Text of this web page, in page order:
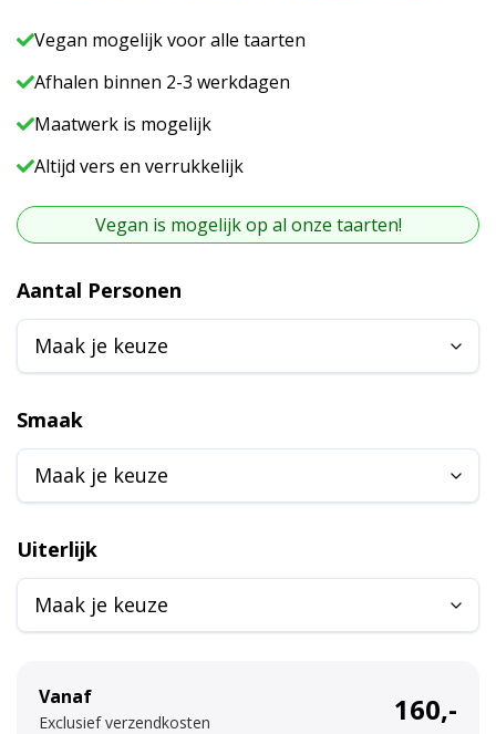
Vegan mogelijk voor alle taarten
Afhalen binnen 2-3 werkdagen
Maatwerk is mogelijk
Altijd vers en verrukkelijk
Vegan is mogelijk op al onze taarten!
Aantal Personen
Smaak
Uiterlijk
Vanaf
Exclusief verzendkosten 160,-
A
l
e
n
t
v
e